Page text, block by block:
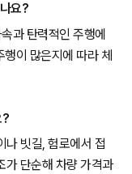
요?
과 탄력적인 주행에
행이 많은지에 따라 체
?
나 빗길, 험로에서 접
가 단순해 차량 가격과